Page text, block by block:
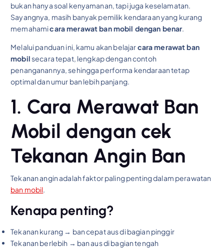
bukan hanya soal kenyamanan, tapi juga keselamatan.
Sayangnya, masih banyak pemilik kendaraan yang kurang
memahamicara merawat ban mobil dengan benar.
Melalui panduan ini, kamu akan belajarcara merawat ban
mobilsecara tepat, lengkap dengan contoh
penanganannya, sehingga performa kendaraan tetap
optimal dan umur ban lebih panjang.
1. Cara Merawat Ban
Mobil dengan cek
Tekanan Angin Ban
Tekanan angin adalah faktor paling penting dalam perawatan
ban mobil.
Kenapa penting?
Tekanan kurang → ban cepat aus di bagian pinggir
Tekanan berlebih → ban aus di bagian tengah